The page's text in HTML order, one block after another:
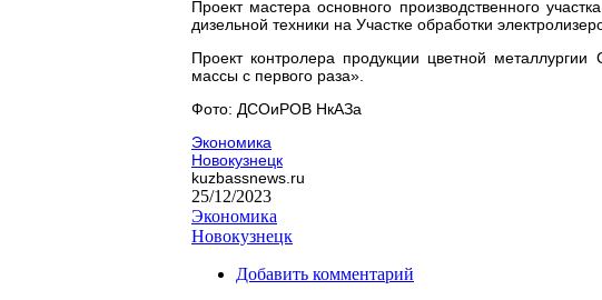
Проект мастера основного производственного
дизельной техники на Участке обработки
Проект контролера продукции цветной
массы с первого раза».
Фото: ДСОиРОВ НкАЗа
Экономика
Новокузнецк
kuzbassnews.ru
25/12/2023
Экономика
Новокузнецк
Добавить комментарий